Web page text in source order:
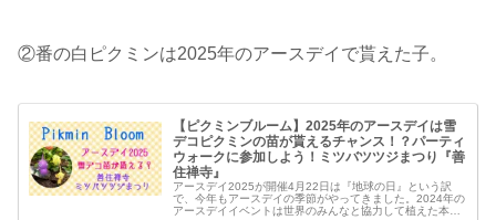
②番の白ピクミンは2025年のアースデイで貰えた子。
【ピクミンブルーム】2025年のアースデイは雪
デコピクミンの苗が貰えるチャンス！？パーティ
ウォークに参加しよう！ミツバツツジまつり『善
住禅寺』
アースデイ2025が開催4月22日は『地球の日』という訳
で、今年もアースデイの季節がやってきました。2024年の
アースデイイベントは世界のみんなと協力して植えた本数